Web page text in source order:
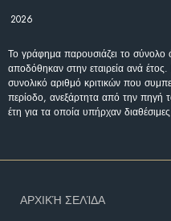
2026
Το γράφημα παρουσιάζει το
αποδόθηκαν στην εταιρεία ανά έτος.
συνολικό αριθμό κριτικών που
περίοδο, ανεξάρτητα από την πηγή
έτη για τα οποία υπήρχαν
ΑΡΧΙΚΉ ΣΕΛΊΔΑ